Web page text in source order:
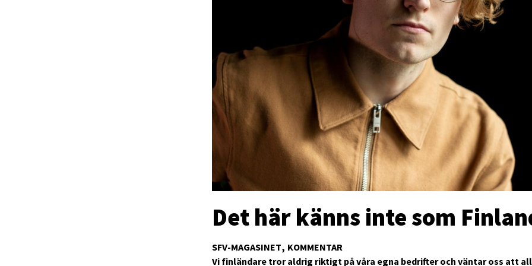
SFV-MAGASINET KOMMENTAR
Det här känns inte som
Vi finländare tror aldrig riktigt på våra egna bedrifter och väntar oss att